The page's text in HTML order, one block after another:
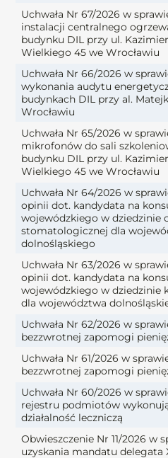
Uchwała Nr 67/2026 w
instalacji centralnego
budynku DIL przy ul.
Wielkiego 45 we Wrocławiu
Uchwała Nr 66/2026 w
wykonania audytu
budynkach DIL przy al.
Wrocławiu
Uchwała Nr 65/2026 w
mikrofonów do sali
budynku DIL przy ul.
Wielkiego 45 we Wrocławiu
Uchwała Nr 64/2026 w
opinii dot. kandydata na
wojewódzkiego w dziedzinie
stomatologicznej dla
dolnośląskiego
Uchwała Nr 63/2026 w
opinii dot. kandydata na
wojewódzkiego w dziedzinie
dla województwa
Uchwała Nr 62/2026 w
bezzwrotnej zapomogi
Uchwała Nr 61/2026 w
bezzwrotnej zapomogi
Uchwała Nr 60/2026 w
rejestru podmiotów
działalność leczniczą
Obwieszczenie Nr 11/2026 w
uzyskania mandatu delegata